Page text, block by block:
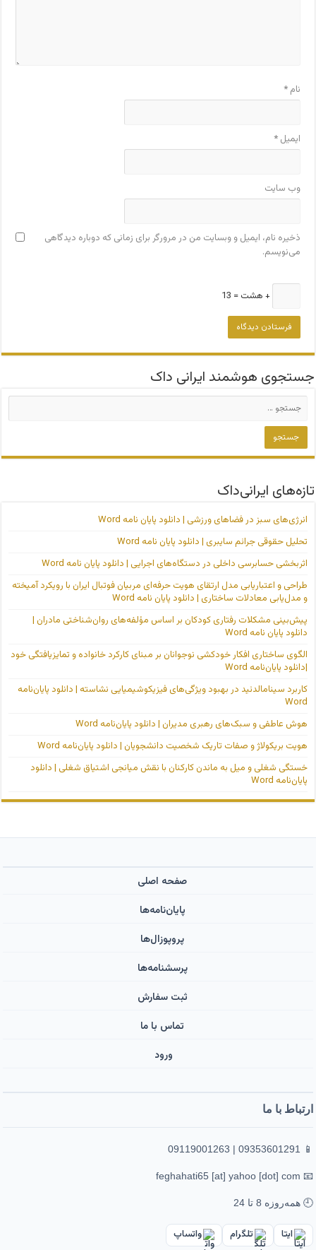
نام*
ایمیل*
وب‌ سایت
ذخیره نام، ایمیل و وبسایت من در مرورگر برای زمانی که دوباره دیدگاهی
می‌نویسم.
+ هشت = 13
جستجوی هوشمند ایرانی داک
تازه‌های ایرانی‌داک
انرژی‌های سبز در فضاهای ورزشی | دانلود پایان نامه Word
تحلیل حقوقی جرائم سایبری | دانلود پایان نامه Word
اثربخشی حسابرسی داخلی در دستگاه‌های اجرایی | دانلود پایان نامه Word
طراحی و اعتباریابی مدل ارتقای هویت حرفه‌ای مربیان فوتبال ایران با رویکرد آمیخته
و مدل‌یابی معادلات ساختاری | دانلود پایان نامه Word
پیش‌بینی مشکلات رفتاری کودکان بر اساس مؤلفه‌های روان‌شناختی مادران |
دانلود پایان نامه Word
الگوی ساختاری افکار خودکشی نوجوانان بر مبنای کارکرد خانواده و تمایزیافتگی خود
|دانلود پایان‌نامه Word
کاربرد سینامالدئید در بهبود ویژگی‌های فیزیکوشیمیایی نشاسته | دانلود پایان‌نامه
Word
هوش عاطفی و سبک‌های رهبری مدیران | دانلود پایان‌نامه Word
هویت بریکولاژ و صفات تاریک شخصیت دانشجویان | دانلود پایان‌نامه Word
خستگی شغلی و میل به ماندن کارکنان با نقش میانجی اشتیاق شغلی | دانلود
پایان‌نامه Word
صفحه اصلی
پایان‌نامه‌ها
پروپوزال‌ها
پرسشنامه‌ها
ثبت سفارش
تماس با ما
ورود ‌
ارتباط با ما
📱 09353601291 | 09119001263
📧 feghahati65 [at] yahoo [dot] com
🕘 همه‌روزه 8 تا 24
ایتا تلگرام واتساپ